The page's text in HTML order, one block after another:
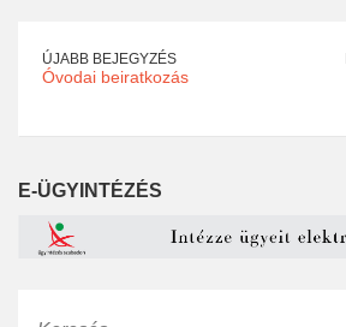
ÚJABB BEJEGYZÉS
Óvodai beiratkozás
E-ÜGYINTÉZÉS